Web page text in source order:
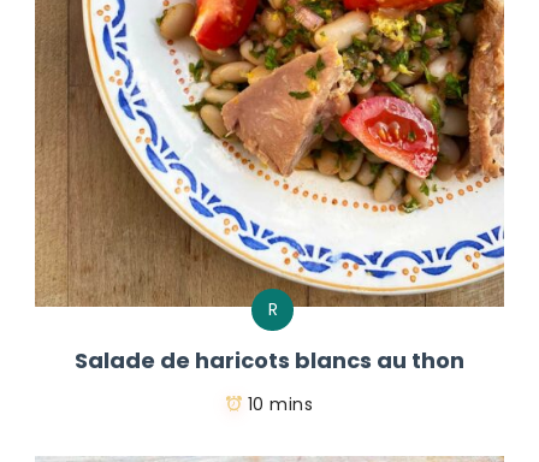
R
Salade de haricots blancs au thon
10 mins